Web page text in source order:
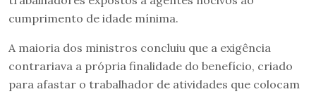
cumprimento de idade mínima.
A maioria dos ministros concluiu que a exigência
contrariava a própria finalidade do benefício, criado
para afastar o trabalhador de atividades que colocam